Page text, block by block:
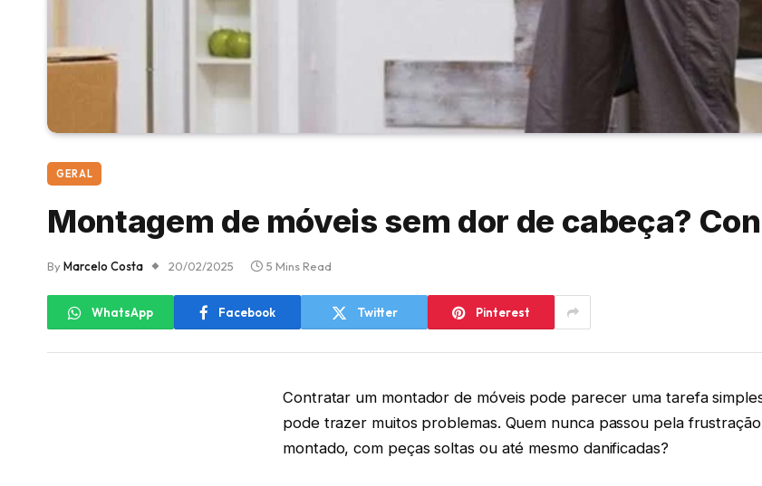
GERAL
Montagem de móveis sem dor de cabeça?
ByMarcelo Costa 20/02/2025 5 Mins Read
WhatsApp Facebook Twitter Pinterest
Contratar um montador de móveis pode parecer uma tarefa
pode trazer muitos problemas. Quem nunca passou pela
montado, com peças soltas ou até mesmo danificadas?